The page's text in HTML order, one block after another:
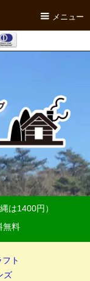
メニュー
は1400円）
無料
ト
ズ